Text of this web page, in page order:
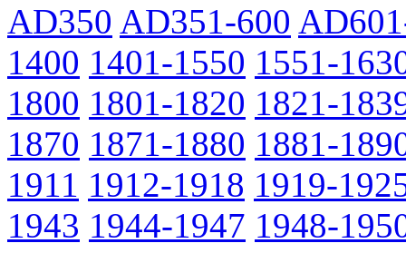
AD350 AD351-600
1400 1401-1550 1551-
1800 1801-1820 1821-
1870 1871-1880 1881-
1911 1912-1918 1919-
1943 1944-1947 1948-